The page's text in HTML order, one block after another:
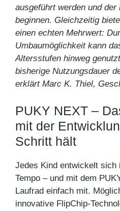
ausgeführt werden und der
beginnen. Gleichzeitig
einen echten Mehrwert:
Umbaumöglichkeit kann
Altersstufen hinweg
bisherige Nutzungsdauer
erklärt Marc K. Thiel,
PUKY NEXT –
mit der
Schritt hält
Jedes Kind entwickelt sich
Tempo – und mit dem
Laufrad einfach mit.
innovative FlipChip-